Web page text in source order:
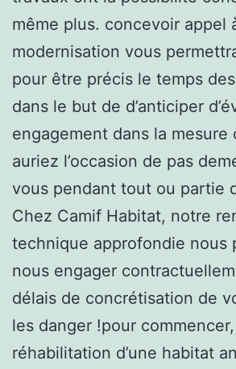
même plus. concevoir appel
modernisation vous
pour être précis le temps
dans le but de d’anticiper
engagement dans la mesure
auriez l’occasion de pas
vous pendant tout ou partie
Chez Camif Habitat, notre
technique approfondie nous
nous engager
délais de concrétisation de
les danger !pour
réhabilitation d’une habitat